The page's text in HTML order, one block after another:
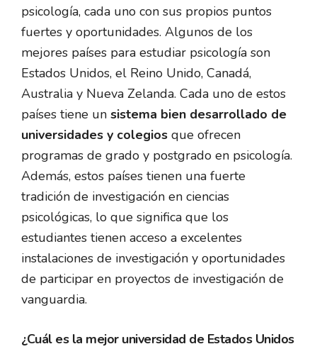
psicología, cada uno con sus propios puntos
fuertes y oportunidades. Algunos de los
mejores países para estudiar psicología son
Estados Unidos, el Reino Unido, Canadá,
Australia y Nueva Zelanda. Cada uno de estos
países tiene un sistema bien desarrollado de
universidades y colegios que ofrecen
programas de grado y postgrado en psicología.
Además, estos países tienen una fuerte
tradición de investigación en ciencias
psicológicas, lo que significa que los
estudiantes tienen acceso a excelentes
instalaciones de investigación y oportunidades
de participar en proyectos de investigación de
vanguardia.
¿Cuál es la mejor universidad de Estados Unidos